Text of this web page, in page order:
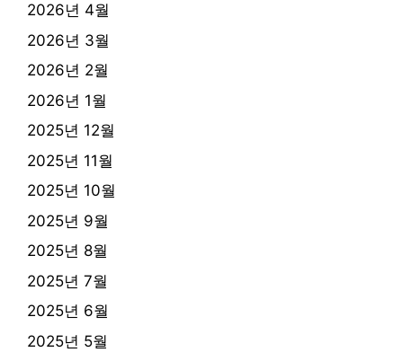
2026년 4월
2026년 3월
2026년 2월
2026년 1월
2025년 12월
2025년 11월
2025년 10월
2025년 9월
2025년 8월
2025년 7월
2025년 6월
2025년 5월